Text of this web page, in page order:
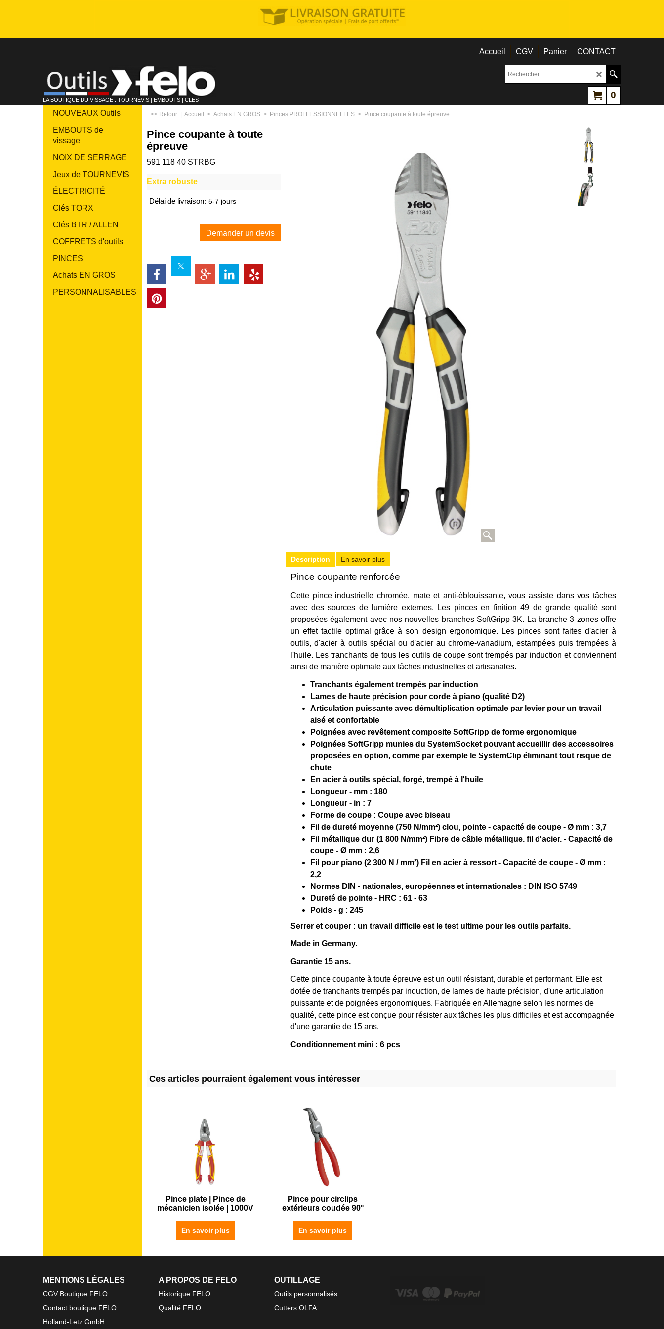
Accueil CGV Panier CONTACT
LA BOUTIQUE DU VISSAGE : TOURNEVIS | EMBOUTS | CLÉS 0
NOUVEAUX Outils
EMBOUTS de
vissage
NOIX DE SERRAGE
Jeux de TOURNEVIS
ÉLECTRICITÉ
Clés TORX
Clés BTR / ALLEN
COFFRETS d'outils
PINCES
Achats EN GROS
PERSONNALISABLES
<< Retour | Accueil > Achats EN GROS > Pinces PROFFESSIONNELLES > Pince coupante à toute épreuve
Pince coupante à toute
épreuve
591 118 40 STRBG
Extra robuste
Délai de livraison: 5-7 jours
Demander un devis
Description En savoir plus
Pince coupante renforcée
Cette pince industrielle chromée, mate et anti-éblouissante, vous assiste dans vos tâches
avec des sources de lumière externes. Les pinces en finition 49 de grande qualité sont
proposées également avec nos nouvelles branches SoftGripp 3K. La branche 3 zones offre
un effet tactile optimal grâce à son design ergonomique. Les pinces sont faites d'acier à
outils, d'acier à outils spécial ou d'acier au chrome-vanadium, estampées puis trempées à
l'huile. Les tranchants de tous les outils de coupe sont trempés par induction et conviennent
ainsi de manière optimale aux tâches industrielles et artisanales.
Tranchants également trempés par induction
Lames de haute précision pour corde à piano (qualité D2)
Articulation puissante avec démultiplication optimale par levier pour un travail
aisé et confortable
Poignées avec revêtement composite SoftGripp de forme ergonomique
Poignées SoftGripp munies du SystemSocket pouvant accueillir des accessoires
proposées en option, comme par exemple le SystemClip éliminant tout risque de
chute
En acier à outils spécial, forgé, trempé à l'huile
Longueur - mm : 180
Longueur - in : 7
Forme de coupe : Coupe avec biseau
Fil de dureté moyenne (750 N/mm²) clou, pointe - capacité de coupe - Ø mm : 3,7
Fil métallique dur (1 800 N/mm²) Fibre de câble métallique, fil d'acier, - Capacité de
coupe - Ø mm : 2,6
Fil pour piano (2 300 N / mm²) Fil en acier à ressort - Capacité de coupe - Ø mm :
2,2
Normes DIN - nationales, européennes et internationales : DIN ISO 5749
Dureté de pointe - HRC : 61 - 63
Poids - g : 245
Serrer et couper : un travail difficile est le test ultime pour les outils parfaits.
Made in Germany.
Garantie 15 ans.
Cette pince coupante à toute épreuve est un outil résistant, durable et performant. Elle est
dotée de tranchants trempés par induction, de lames de haute précision, d'une articulation
puissante et de poignées ergonomiques. Fabriquée en Allemagne selon les normes de
qualité, cette pince est conçue pour résister aux tâches les plus difficiles et est accompagnée
d'une garantie de 15 ans.
Conditionnement mini : 6 pcs
Ces articles pourraient également vous intéresser
Pince plate | Pince de
mécanicien isolée | 1000V
En savoir plus
Pince pour circlips
extérieurs coudée 90°
En savoir plus
MENTIONS LÉGALES
CGV Boutique FELO
Contact boutique FELO
Holland-Letz GmbH
A PROPOS DE FELO
Historique FELO
Qualité FELO
OUTILLAGE
Outils personnalisés
Cutters OLFA